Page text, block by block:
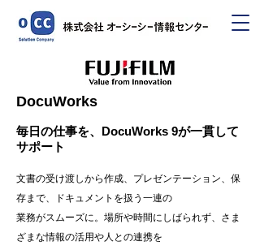
DocuWorks
毎日の仕事を、DocuWorks 9が一貫して
サポート
文書の受け渡しから作成、プレゼンテーション、保
存まで、ドキュメントを扱う一連の
業務がスムーズに。場所や時間にしばられず、さま
ざまな情報の活用や人との連携を